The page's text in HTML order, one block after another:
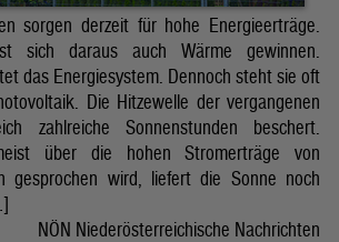
sorgen derzeit für hohe Energieerträge.
sich daraus auch Wärme gewinnen.
das Energiesystem. Dennoch steht sie oft
Die Hitzewelle der vergangenen
zahlreiche Sonnenstunden beschert.
über die hohen Stromerträge von
gesprochen wird, liefert die Sonne noch
NÖN Niederösterreichische Nachrichten